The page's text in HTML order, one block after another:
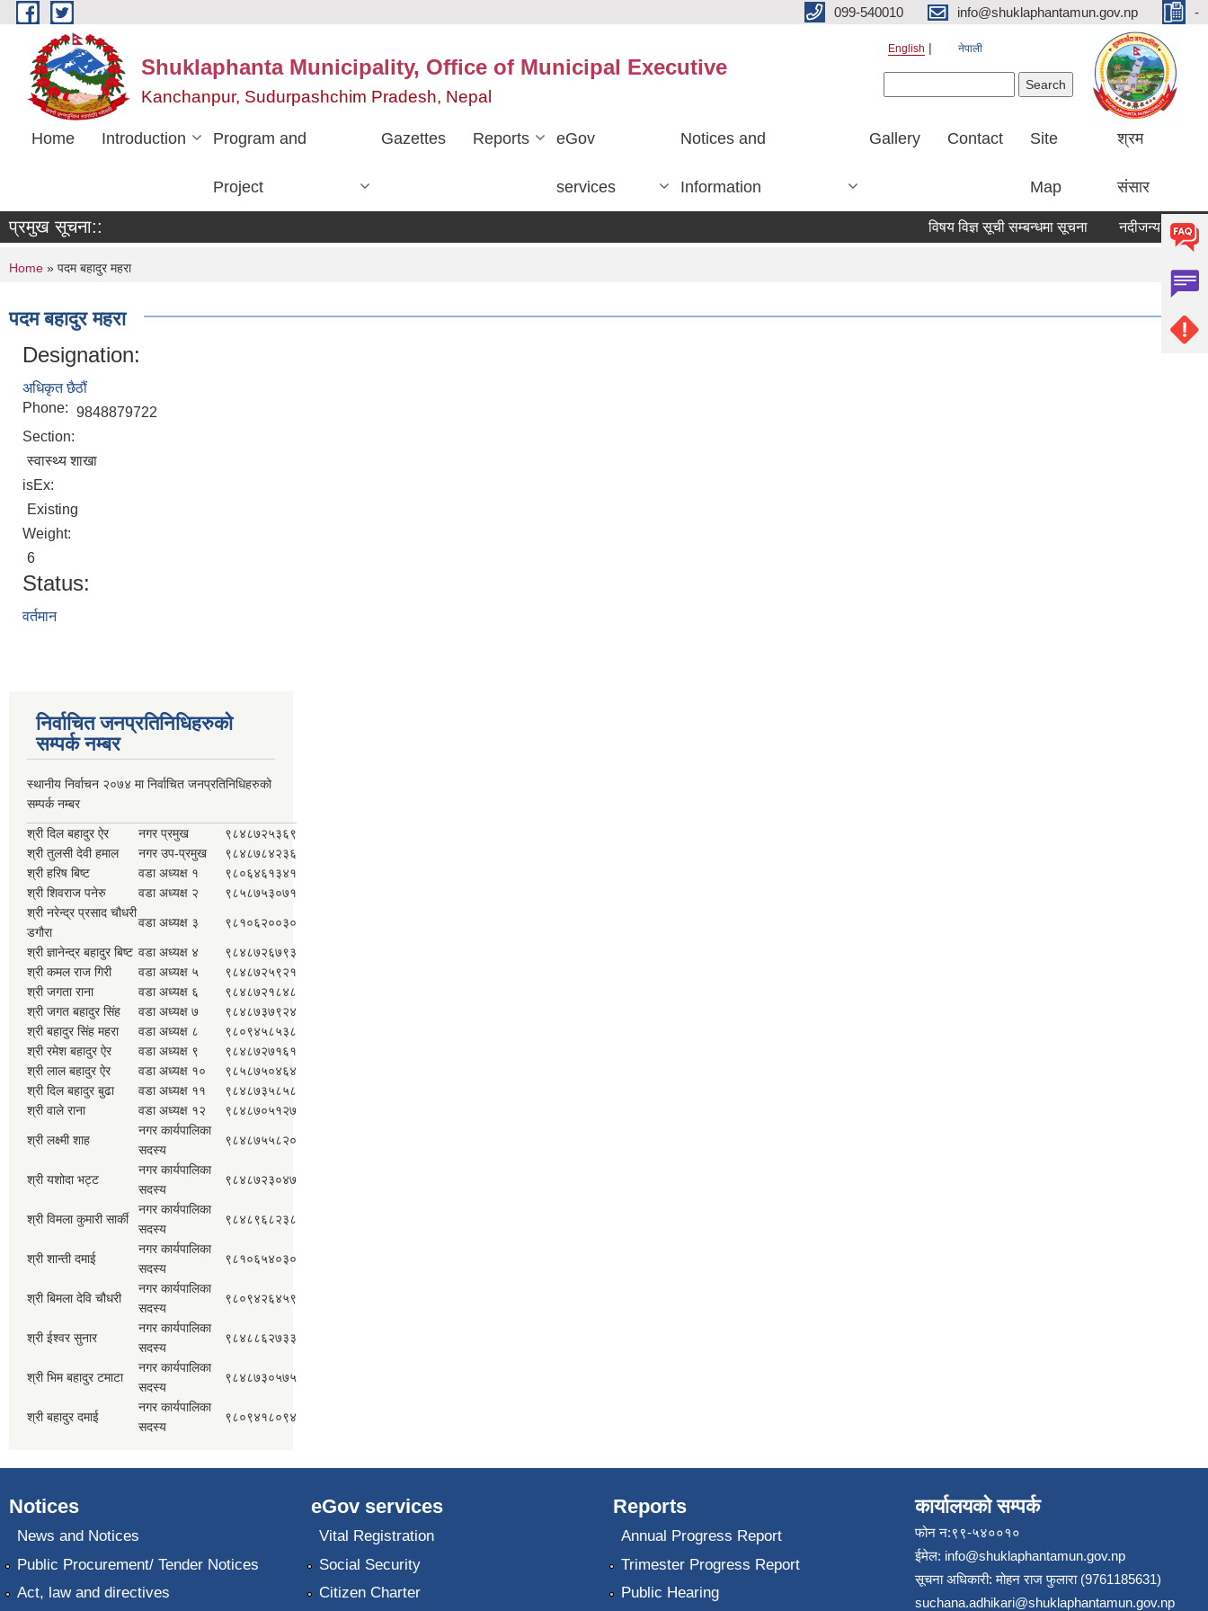
Skip to main content 099-540010 info@shuklaphantamun.gov.np -
Shuklaphanta Municipality, Office of Municipal Executive
Kanchanpur, Sudurpashchim Pradesh, Nepal
English नेपाली
Home Introduction Program and
Project
Gazettes Reports eGov
services
Notices and
Information
Gallery Contact Site
Map
श्रम
संसार
प्रमुख सूचना:: विषय विज्ञ सूची सम्बन्धमा सूचना नदीजन्य पदार्थ
You are here
Home » पदम बहादुर महरा
पदम बहादुर महरा
Designation:
अधिकृत छैठौं
Phone: 9848879722
Section:
स्वास्थ्य शाखा
isEx:
Existing
Weight:
6
Status:
वर्तमान
निर्वाचित जनप्रतिनिधिहरुको
सम्पर्क नम्बर
स्थानीय निर्वाचन २०७४ मा निर्वाचित जनप्रतिनिधिहरुको
सम्पर्क नम्बर
श्री दिल बहादुर ऐर नगर प्रमुख
९८४८७२५३६९
श्री तुलसी देवी हमाल
नगर उप-प्रमुख
९८४८७८४२३६
श्री हरिष बिष्ट
वडा अध्यक्ष १
९८०६४६१३४१
श्री शिवराज पनेरु
वडा अध्यक्ष २
९८५८७५३०७१
श्री नरेन्द्र प्रसाद चौधरी
डगौरा
वडा अध्यक्ष ३ ९८१०६२००३०
श्री ज्ञानेन्द्र बहादुर बिष्ट वडा अध्यक्ष ४
९८४८७२६७९३
श्री कमल राज गिरी
वडा अध्यक्ष ५
९८४८७२५९२१
श्री जगता राना
वडा अध्यक्ष ६
९८४८७२१८४८
श्री जगत बहादुर सिंह
वडा अध्यक्ष ७
९८४८७३७९२४
श्री बहादुर सिंह महरा
वडा अध्यक्ष ८
९८०९४५८५३८
श्री रमेश बहादुर ऐर
वडा अध्यक्ष ९
९८४८७२७१६१
श्री लाल बहादुर ऐर
वडा अध्यक्ष १०
९८५८७५०४६४
श्री दिल बहादुर बुढा
वडा अध्यक्ष ११
९८४८७३५८५८
श्री वाले राना
वडा अध्यक्ष १२ ९८४८७०५१२७
श्री लक्ष्मी शाह
नगर कार्यपालिका
सदस्य
९८४८७५५८२०
श्री यशोदा भट्ट
नगर कार्यपालिका
सदस्य
९८४८७२३०४७
श्री विमला कुमारी सार्की
नगर कार्यपालिका
सदस्य
९८४८९६८२३८
श्री शान्ती दमाई
नगर कार्यपालिका
सदस्य
९८१०६५४०३०
श्री बिमला देवि चौधरी
नगर कार्यपालिका
सदस्य
९८०९४२६४५९
श्री ईश्वर सुनार
नगर कार्यपालिका
सदस्य
९८४८८६२७३३
श्री भिम बहादुर टमाटा
नगर कार्यपालिका
सदस्य
९८४८७३०५७५
श्री बहादुर दमाई
नगर कार्यपालिका
सदस्य
९८०९४१८०९४
Notices
News and Notices
Public Procurement/ Tender Notices
Act, law and directives
eGov services
Vital Registration
Social Security
Citizen Charter
Reports
Annual Progress Report
Trimester Progress Report
Public Hearing
कार्यालयको सम्पर्क
फोन न:९९-५४००१०
ईमेल: info@shuklaphantamun.gov.np
सूचना अधिकारी: मोहन राज फुलारा (9761185631)
suchana.adhikari@shuklaphantamun.gov.np